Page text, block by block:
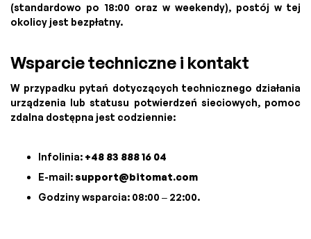
(standardowo po 18:00 oraz w weekendy), postój w tej
okolicy jest bezpłatny.
Wsparcie techniczne i kontakt
W przypadku pytań dotyczących technicznego działania
urządzenia lub statusu potwierdzeń sieciowych, pomoc
zdalna dostępna jest codziennie:
Infolinia: +48 83 888 16 04
E-mail:support@bitomat.com
Godziny wsparcia: 08:00 – 22:00.